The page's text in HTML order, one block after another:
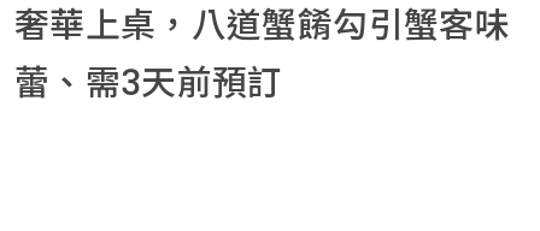
奢華上桌，八道蟹餚勾引蟹客味
蕾、需3天前預訂